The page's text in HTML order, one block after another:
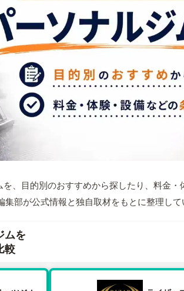
、目的別のおすすめから探したり、料金
部が公式情報と独自取材をもとに整理して
ムを
較